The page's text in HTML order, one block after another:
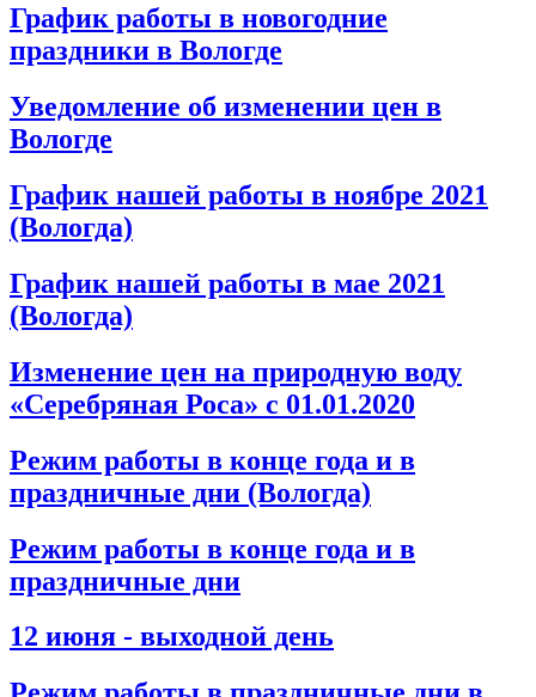
График работы в новогодние
праздники в Вологде
Уведомление об изменении цен в
Вологде
График нашей работы в ноябре 2021
(Вологда)
График нашей работы в мае 2021
(Вологда)
Изменение цен на природную воду
«Серебряная Роса» с 01.01.2020
Режим работы в конце года и в
праздничные дни (Вологда)
Режим работы в конце года и в
праздничные дни
12 июня - выходной день